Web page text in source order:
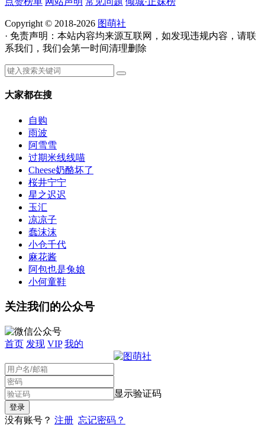
Copyright © 2018-2026 图萌社
· 免责声明：本站内容均来源互联网，如发现违规内容，请联
系我们，我们会第一时间清理删除
大家都在搜
自购
雨波
阿雪雪
过期米线线喵
Cheese奶酪坏了
桜井宁宁
星之迟迟
玉汇
凉凉子
蠢沫沫
小仓千代
麻花酱
阿包也是兔娘
小何童鞋
关注我们的公众号
首页 发现 VIP 我的
显示验证码
没有账号？ 注册 忘记密码？